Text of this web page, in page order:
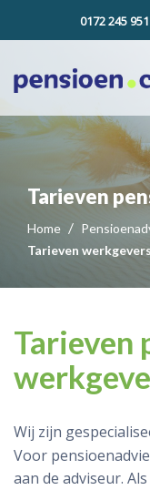
0172 245 951
Tarieven
Home
Tarieven werkgevers
Tarieven
Wij zijn
Voor
aan de adviseur.